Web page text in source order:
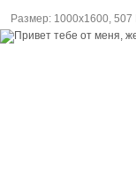
Размер: 1000х1600, 507